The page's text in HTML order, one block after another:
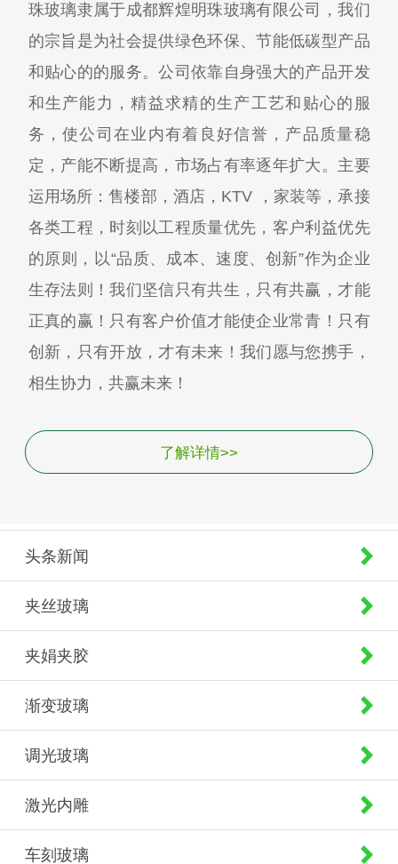
珠玻璃隶属于成都辉煌明珠玻璃有限公司，我们
的宗旨是为社会提供绿色环保、节能低碳型产品
和贴心的的服务。公司依靠自身强大的产品开发
和生产能力，精益求精的生产工艺和贴心的服
务，使公司在业内有着良好信誉，产品质量稳
定，产能不断提高，市场占有率逐年扩大。主要
运用场所：售楼部，酒店，KTV ，家装等，承接
各类工程，时刻以工程质量优先，客户利益优先
的原则，以“品质、成本、速度、创新”作为企业
生存法则！我们坚信只有共生，只有共赢，才能
正真的赢！只有客户价值才能使企业常青！只有
创新，只有开放，才有未来！我们愿与您携手，
相生协力，共赢未来！
了解详情>>
头条新闻
夹丝玻璃
夹娟夹胶
渐变玻璃
调光玻璃
激光内雕
车刻玻璃